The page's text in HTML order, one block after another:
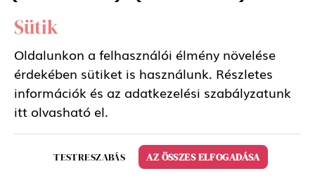
Nokia 4 2019 (4.2)
Samsung Galaxy Tab S6 10.5 LTE
Samsung Galaxy Tab S6 10.5 WIFI
Huawei Mate 30 Pro Xiaomi Redmi Note 8
Sütik
Oldalunkon a felhasználói élmény növelése
érdekében sütiket is használunk. Részletes
információk és az adatkezelési szabályzatunk
itt olvasható el.
TESTRESZABÁS AZ ÖSSZES ELFOGADÁSA